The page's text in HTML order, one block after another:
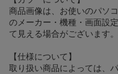
商品画像は、お使いのパソ
のメーカー・機種・画面設
て見える場合がございます
【仕様について】
取り扱い商品によっては、